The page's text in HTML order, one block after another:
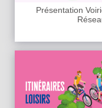
Présentation